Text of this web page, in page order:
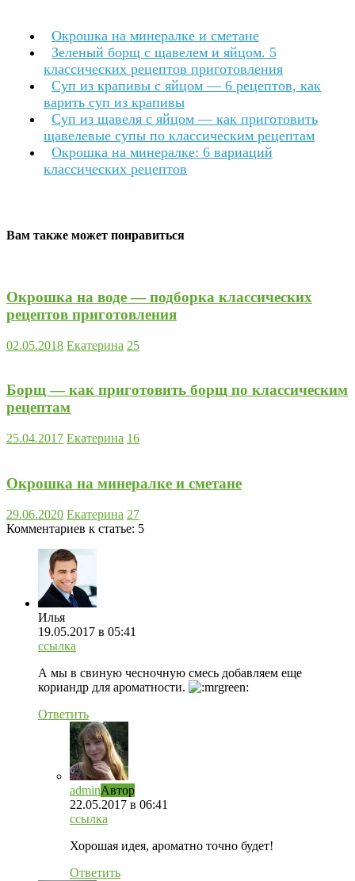
Окрошка на минералке и сметане
Зеленый борщ с щавелем и яйцом. 5
классических рецептов приготовления
Суп из крапивы с яйцом — 6 рецептов, как
варить суп из крапивы
Суп из щавеля с яйцом — как приготовить
щавелевые супы по классическим рецептам
Окрошка на минералке: 6 вариаций
классических рецептов
Вам также может понравиться
Окрошка на воде — подборка классических
рецептов приготовления
02.05.2018 Екатерина 25
Борщ — как приготовить борщ по классическим
рецептам
25.04.2017 Екатерина 16
Окрошка на минералке и сметане
29.06.2020 Екатерина 27
Комментариев к статье: 5
Илья
19.05.2017 в 05:41
ссылка
А мы в свиную чесночную смесь добавляем еще
кориандр для ароматности.
Ответить
adminАвтор
22.05.2017 в 06:41
ссылка
Хорошая идея, ароматно точно будет!
Ответить